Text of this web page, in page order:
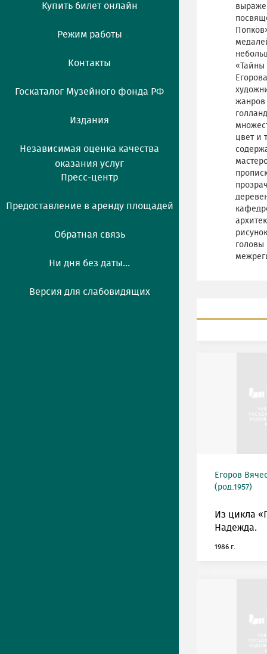
Купить билет онлайн
Режим работы
Контакты
Госкаталог Музейного фонда РФ
Издания
Независимая оценка качества
оказания услуг
Пресс-центр
Предоставление в аренду площадей
Обратная связь
Ни дня без даты...
Версия для слабовидящих
«Тайны
жанров
цвет и
головы
Егоров
(род.1957)
Из цикла
Надежда.
1986 г.